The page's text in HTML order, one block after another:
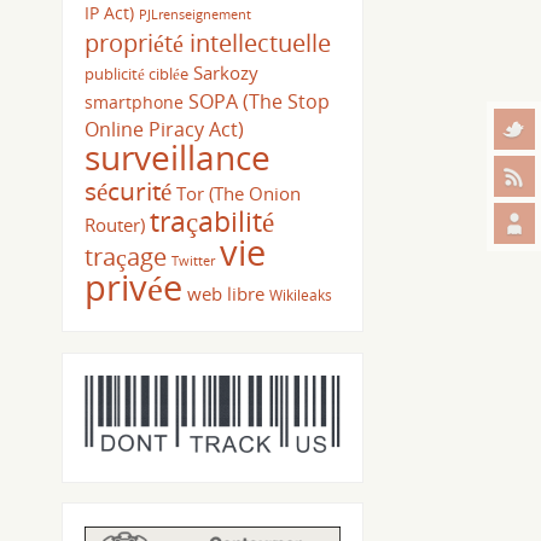
IP Act) PJLrenseignement
propriété intellectuelle
publicité ciblée Sarkozy
smartphone SOPA (The Stop
Online Piracy Act)
surveillance
sécurité Tor (The Onion
Router) traçabilité
traçage Twitter vie
privée web libre Wikileaks